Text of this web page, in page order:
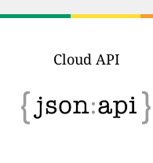
Cloud API